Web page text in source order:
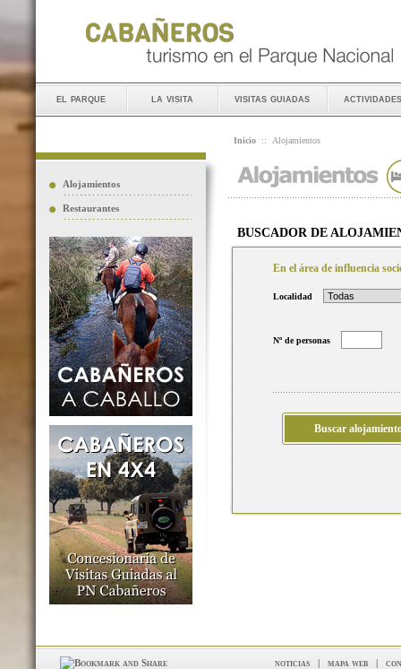
el parque la visita visitas guiadas actividades
Alojamientos
Restaurantes
Inicio :: Alojamientos
BUSCADOR DE
En el área de influencia
Localidad
Nº de personas
noticias | mapa web |